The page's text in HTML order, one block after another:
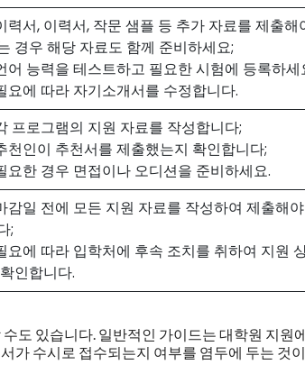
력서, 이력서, 작문 샘플 등 추가 자료를 제출해
경우 해당 자료도 함께 준비하세요;
어 능력을 테스트하고 필요한 시험에 등록하세
요에 따라 자기소개서를 수정합니다.
프로그램의 지원 자료를 작성합니다;
천인이 추천서를 제출했는지 확인합니다;
요한 경우 면접이나 오디션을 준비하세요.
감일 전에 모든 지원 자료를 작성하여 제출해
;
요에 따라 입학처에 후속 조치를 취하여 지원
인합니다.
도 있습니다. 일반적인 가이드는 대학원 지원
가 수시로 접수되는지 여부를 염두에 두는 것